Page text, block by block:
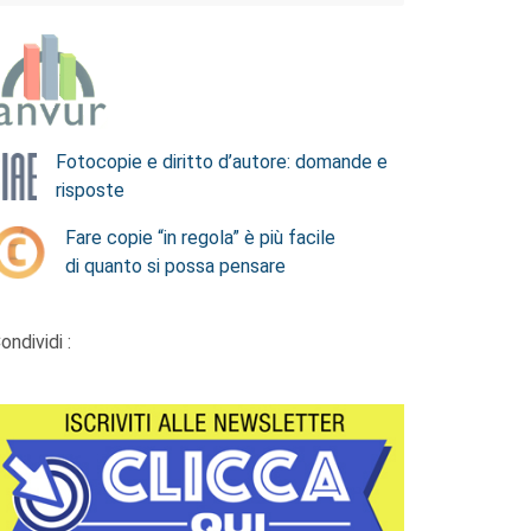
Fotocopie e diritto d’autore: domande e
risposte
Fare copie “in regola” è più facile
di quanto si possa pensare
: